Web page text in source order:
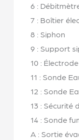
6 :
7 : Boîtier
8 : Siphon
9 : Support
10 :
11 : Sonde
12 : Sonde
13 : Sécurité
14 : Sonde
A : Sortie